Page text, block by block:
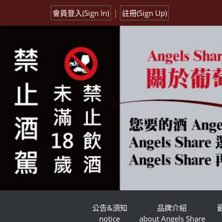
會員登入(Sign In) | 註冊(Sign Up)
公告&須知
notice
品牌介紹
about Angels Share